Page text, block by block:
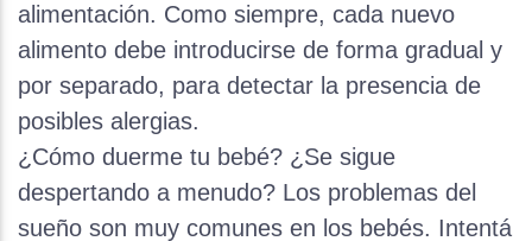
alimentación. Como siempre, cada nuevo
alimento debe introducirse de forma gradual y
por separado, para detectar la presencia de
posibles alergias.
¿Cómo duerme tu bebé? ¿Se sigue
despertando a menudo? Los problemas del
sueño son muy comunes en los bebés. Intentá